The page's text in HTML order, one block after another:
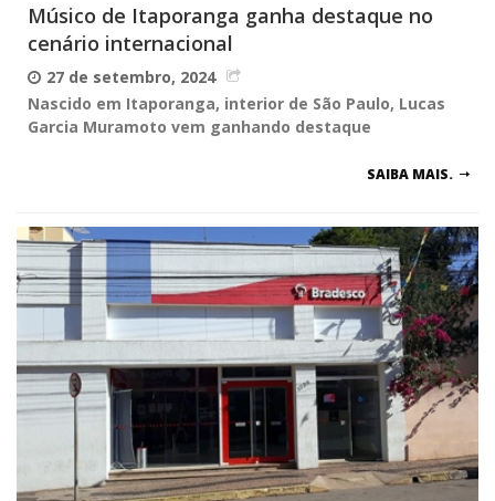
Músico de Itaporanga ganha destaque no
cenário internacional
27 de setembro, 2024
Nascido em Itaporanga, interior de São Paulo, Lucas
Garcia Muramoto vem ganhando destaque
SAIBA MAIS.